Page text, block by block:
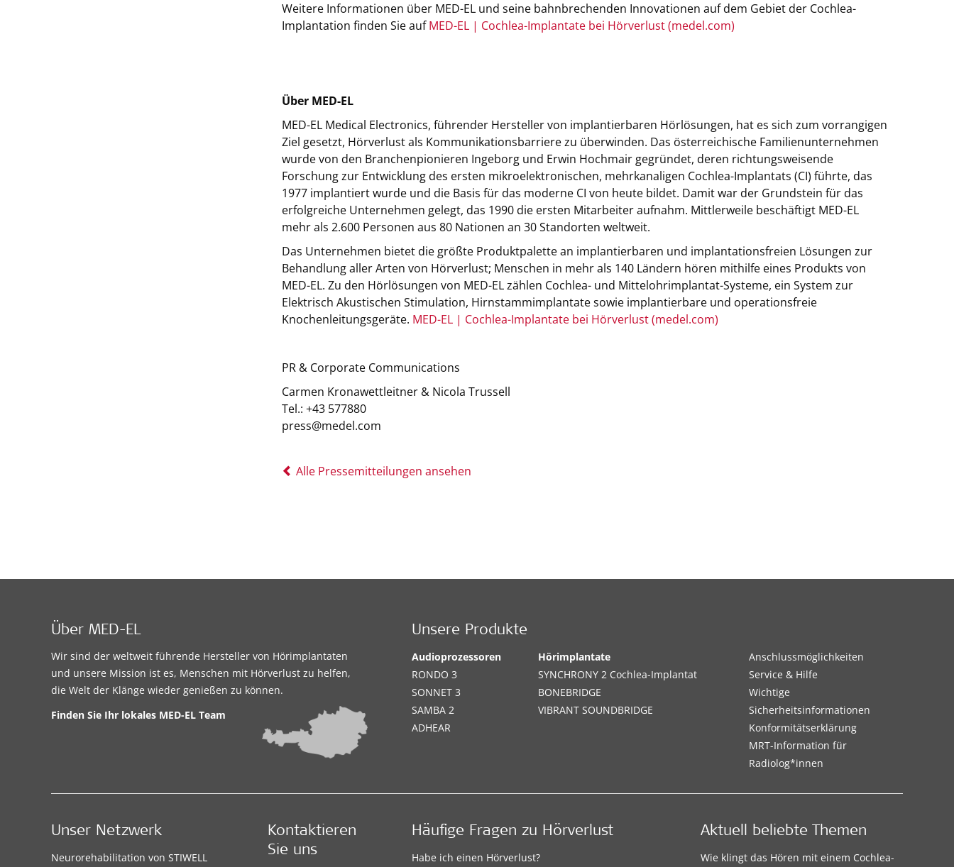
Weitere Informationen über MED-EL und seine bahnbrechenden Innovationen auf dem Gebiet der Cochlea-
Implantation finden Sie aufMED-EL | Cochlea-Implantate bei Hörverlust (medel.com)
Über MED-EL
MED-EL Medical Electronics, führender Hersteller von implantierbaren Hörlösungen, hat es sich zum vorrangigen
Ziel gesetzt, Hörverlust als Kommunikationsbarriere zu überwinden. Das österreichische Familienunternehmen
wurde von den Branchenpionieren Ingeborg und Erwin Hochmair gegründet, deren richtungsweisende
Forschung zur Entwicklung des ersten mikroelektronischen, mehrkanaligen Cochlea-Implantats (CI) führte, das
1977 implantiert wurde und die Basis für das moderne CI von heute bildet. Damit war der Grundstein für das
erfolgreiche Unternehmen gelegt, das 1990 die ersten Mitarbeiter aufnahm. Mittlerweile beschäftigt MED-EL
mehr als 2.600 Personen aus 80 Nationen an 30 Standorten weltweit.
Das Unternehmen bietet die größte Produktpalette an implantierbaren und implantationsfreien Lösungen zur
Behandlung aller Arten von Hörverlust; Menschen in mehr als 140 Ländern hören mithilfe eines Produkts von
MED-EL. Zu den Hörlösungen von MED-EL zählen Cochlea- und Mittelohrimplantat-Systeme, ein System zur
Elektrisch Akustischen Stimulation, Hirnstammimplantate sowie implantierbare und operationsfreie
Knochenleitungsgeräte. MED-EL | Cochlea-Implantate bei Hörverlust (medel.com)
PR & Corporate Communications
Carmen Kronawettleitner & Nicola Trussell
Tel.: +43 577880
press@medel.com
Alle Pressemitteilungen ansehen
Über MED-EL
Wir sind der weltweit führende Hersteller von Hörimplantaten
und unsere Mission ist es, Menschen mit Hörverlust zu helfen,
die Welt der Klänge wieder genießen zu können.
Finden Sie Ihr lokales MED-EL Team
Unsere Produkte
Audioprozessoren
RONDO 3
SONNET 3
SAMBA 2
ADHEAR
Hörimplantate
SYNCHRONY 2 Cochlea-Implantat
BONEBRIDGE
VIBRANT SOUNDBRIDGE
Anschlussmöglichkeiten
Service & Hilfe
Wichtige
Sicherheitsinformationen
Konformitätserklärung
MRT-Information für
Radiolog*innen
Häufige Fragen zu Hörverlust
Habe ich einen Hörverlust?
Aktuell beliebte Themen
Wie klingt das Hören mit einem Cochlea-
Unser Netzwerk
Neurorehabilitation von STIWELL
Kontaktieren
Sie uns